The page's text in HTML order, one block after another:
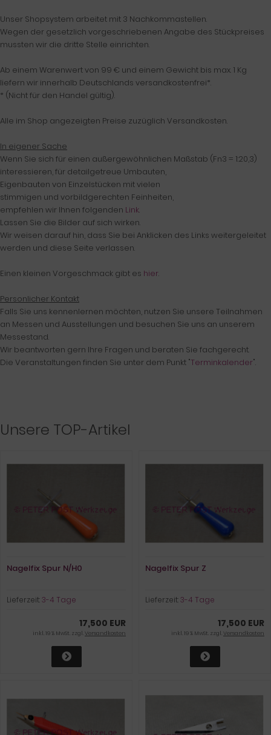
Unser Shopsystem arbeitet mit 3 Nachkommastellen.
Wegen der gesetzlich vorgeschriebenen Angabe des Stückpreises
mussten wir die dritte Stelle einrichten.
Ab einem Warenwert von 99 € und einem Gewicht bis max. 1 Kg
liefern wir innerhalb Deutschlands versandkostenfrei*.
* (Nicht für den Handel gültig).
Alle im Shop angezeigten Preise zuzüglich Versandkosten.
In eigener Sache
Wenn Sie sich für einen außergewöhnlichen Maßstab (Fn3 = 1:20,3)
interessieren, für detailgetreue Umbauten,
Eigenbauten von Einzelstücken mit vielen
stimmigen und vorbildgerechten Feinheiten,
empfehlen wir Ihnen folgenden Link.
Lassen Sie die Bilder auf sich wirken.
Wir weisen darauf hin, dass Sie bei Anklicken des Links weitergeleitet
werden und diese Seite verlassen.
Einen kleinen Vorgeschmack gibt es hier.
Personlicher Kontakt
Falls Sie uns kennenlernen möchten, nutzen Sie unsere Teilnahmen
an Messen und Ausstellungen und besuchen Sie uns an unserem
Messestand.
Wir beantworten gern Ihre Fragen und beraten Sie fachgerecht.
Die Veranstaltungen finden Sie unter dem Punkt "Terminkalender".
Unsere TOP-Artikel
Nagelfix Spur N/H0
Lieferzeit:3-4 Tage
17,500 EUR
inkl. 19 % MwSt. zzgl.Versandkosten
Nagelfix Spur Z
Lieferzeit:3-4 Tage
17,500 EUR
inkl. 19 % MwSt. zzgl.Versandkosten